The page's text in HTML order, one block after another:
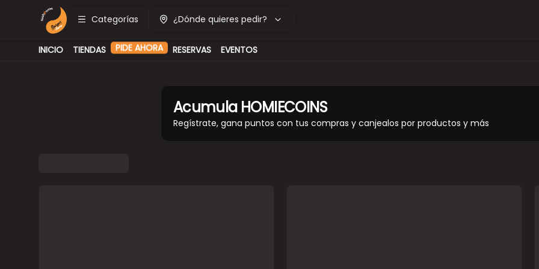
Categorías ¿Dónde quieres pedir?
INICIO TIENDAS PIDE AHORA RESERVAS EVENTOS
Acumula HOMIECOINS
Regístrate, gana puntos con tus compras y canjealos por productos y más